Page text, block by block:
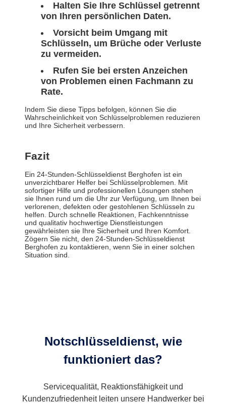
Halten Sie Ihre Schlüssel getrennt
von Ihren persönlichen Daten.
Vorsicht beim Umgang mit
Schlüsseln, um Brüche oder Verluste
zu vermeiden.
Rufen Sie bei ersten Anzeichen
von Problemen einen Fachmann zu
Rate.
Indem Sie diese Tipps befolgen, können Sie die
Wahrscheinlichkeit von Schlüsselproblemen reduzieren
und Ihre Sicherheit verbessern.
Fazit
Ein 24-Stunden-Schlüsseldienst Berghofen ist ein
unverzichtbarer Helfer bei Schlüsselproblemen. Mit
sofortiger Hilfe und professionellen Lösungen stehen
sie Ihnen rund um die Uhr zur Verfügung, um Ihnen bei
verlorenen, defekten oder gestohlenen Schlüsseln zu
helfen. Durch schnelle Reaktionen, Fachkenntnisse
und qualitativ hochwertige Dienstleistungen
gewährleisten sie Ihre Sicherheit und Ihren Komfort.
Zögern Sie nicht, den 24-Stunden-Schlüsseldienst
Berghofen zu kontaktieren, wenn Sie in einer solchen
Situation sind.
Notschlüsseldienst, wie
funktioniert das?
Servicequalität, Reaktionsfähigkeit und
Kundenzufriedenheit leiten unsere Handwerker bei